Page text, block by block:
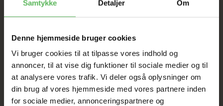
Samtykke Detaljer Om
Denne hjemmeside bruger cookies
Vi bruger cookies til at tilpasse vores indhold og
annoncer, til at vise dig funktioner til sociale medier og til
at analysere vores trafik. Vi deler også oplysninger om
din brug af vores hjemmeside med vores partnere inden
for sociale medier, annonceringspartnere og
SOMMER
UDSALG
TIL D. 8 AUGUST